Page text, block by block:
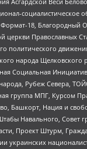
18,
церкви
народа
Социальная
Рубеж Севера,
группа МПГ, Курсом
Башкорт, Нация и
Навального, Совет
Проект Штурм,